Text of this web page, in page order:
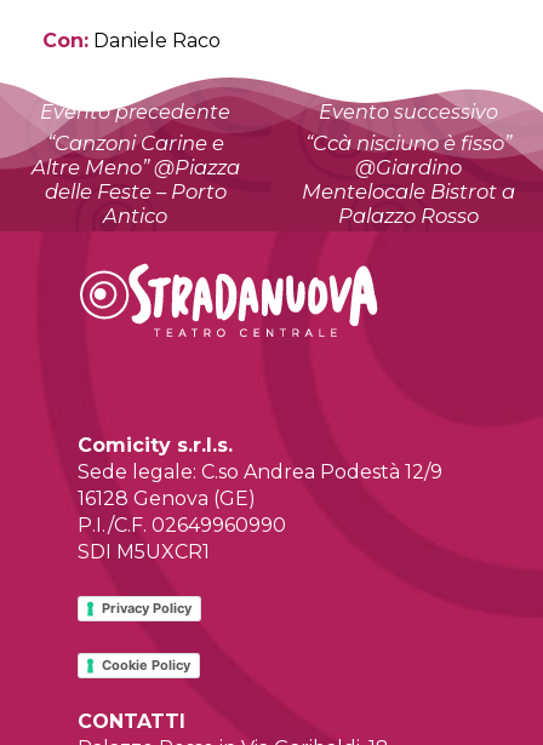
Con: Daniele Raco
Evento precedente
“Canzoni Carine e
Altre Meno” @Piazza
delle Feste – Porto
Antico
Evento successivo
“Ccà nisciuno è fisso”
@Giardino
Mentelocale Bistrot a
Palazzo Rosso
Comicity s.r.l.s.
Sede legale: C.so Andrea Podestà 12/9
16128 Genova (GE)
P.I./C.F. 02649960990
SDI M5UXCR1
Privacy Policy
Cookie Policy
CONTATTI